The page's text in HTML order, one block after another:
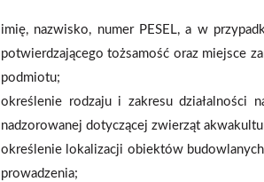
imię, nazwisko, numer PESEL, a w
potwierdzającego tożsamość oraz miejsce
podmiotu;
określenie rodzaju i zakresu działalności
nadzorowanej dotyczącej zwierząt
określenie lokalizacji obiektów
prowadzenia;